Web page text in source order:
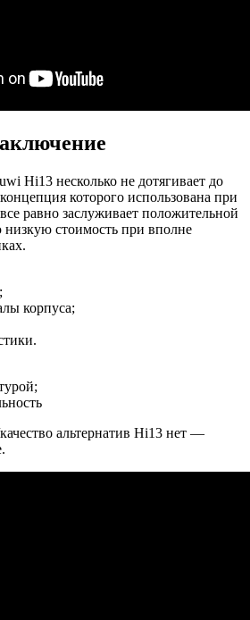
Hi13 несколько не дотягивает до
которого использована при
равно заслуживает положительной
низкую стоимость при вполне
корпуса;
альтернатив Hi13 нет —